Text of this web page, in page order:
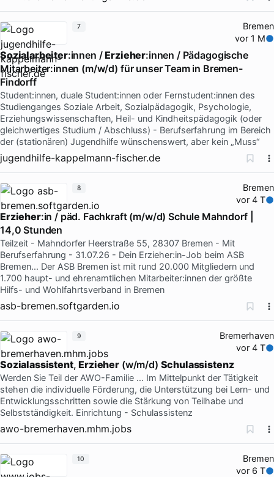
Bremen
vor 1 M
Sozialarbeiter:innen /Erzieher:innen / Pädagogische
Mitarbeiter:innen (m/w/d) für unser Team in Bremen-
Findorff
Student:innen, duale Student:innen oder Fernstudent:innen des
Studienganges Soziale Arbeit, Sozialpädagogik, Psychologie,
Erziehungswissenschaften, Heil- und Kindheitspädagogik (oder
gleichwertiges Studium / Abschluss) - Berufserfahrung im Bereich
der (stationären) Jugendhilfe wünschenswert, aber kein „Muss“
jugendhilfe-kappelmann-fischer.de
7
Bremen
vor 4 T
Erzieher:in / päd. Fachkraft (m/w/d) Schule Mahndorf |
14,0 Stunden
Teilzeit - Mahndorfer Heerstraße 55, 28307 Bremen - Mit
Berufserfahrung - 31.07.26 - Dein Erzieher:in-Job beim ASB
Bremen... Der ASB Bremen ist mit rund 20.000 Mitgliedern und
1.700 haupt- und ehrenamtlichen Mitarbeiter:innen der größte
Hilfs- und Wohlfahrtsverband in Bremen
asb-bremen.softgarden.io
8
Bremerhaven
vor 4 T
Sozialassistent,Erzieher (w/m/d) Schulassistenz
Werden Sie Teil der AWO-Familie … Im Mittelpunkt der Tätigkeit
stehen die individuelle Förderung, die Unterstützung bei Lern- und
Entwicklungsschritten sowie die Stärkung von Teilhabe und
Selbstständigkeit. Einrichtung - Schulassistenz
awo-bremerhaven.mhm.jobs
9
Bremen
vor 6 T
10